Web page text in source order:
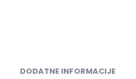
DODATNE INFORMACIJE